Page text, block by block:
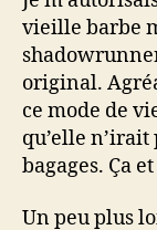
vieille barbe
original.
ce mode de
qu’elle n’irait
bagages. Ça
Un peu plus